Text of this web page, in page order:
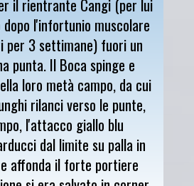
il rientrante Cangi (per lui
l'infortunio muscolare
per 3 settimane) fuori un
punta. Il Boca spinge e
loro metà campo, da cui
rilanci verso le punte,
l'attacco giallo blu
dal limite su palla in
affonda il forte portiere